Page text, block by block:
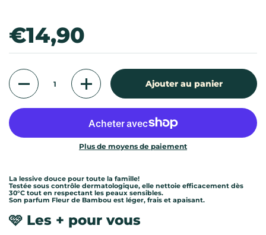
Prix:
€14,90
Quantité
Ajouter au panier
Plus de moyens de paiement
La lessive douce pour toute la famille!
Testée sous contrôle dermatologique, elle nettoie efficacement dès
30°C tout en respectant les peaux sensibles.
Son parfum Fleur de Bambou est léger, frais et apaisant.
🩷 Les + pour vous